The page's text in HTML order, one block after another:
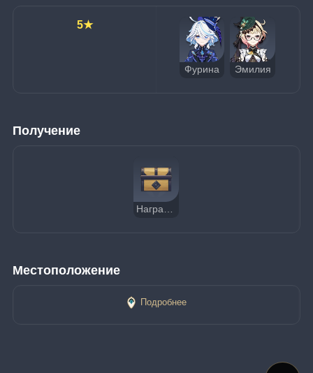
5★
Фурина Эмилия
Получение
Награда путешествия
Местоположение
Подробнее